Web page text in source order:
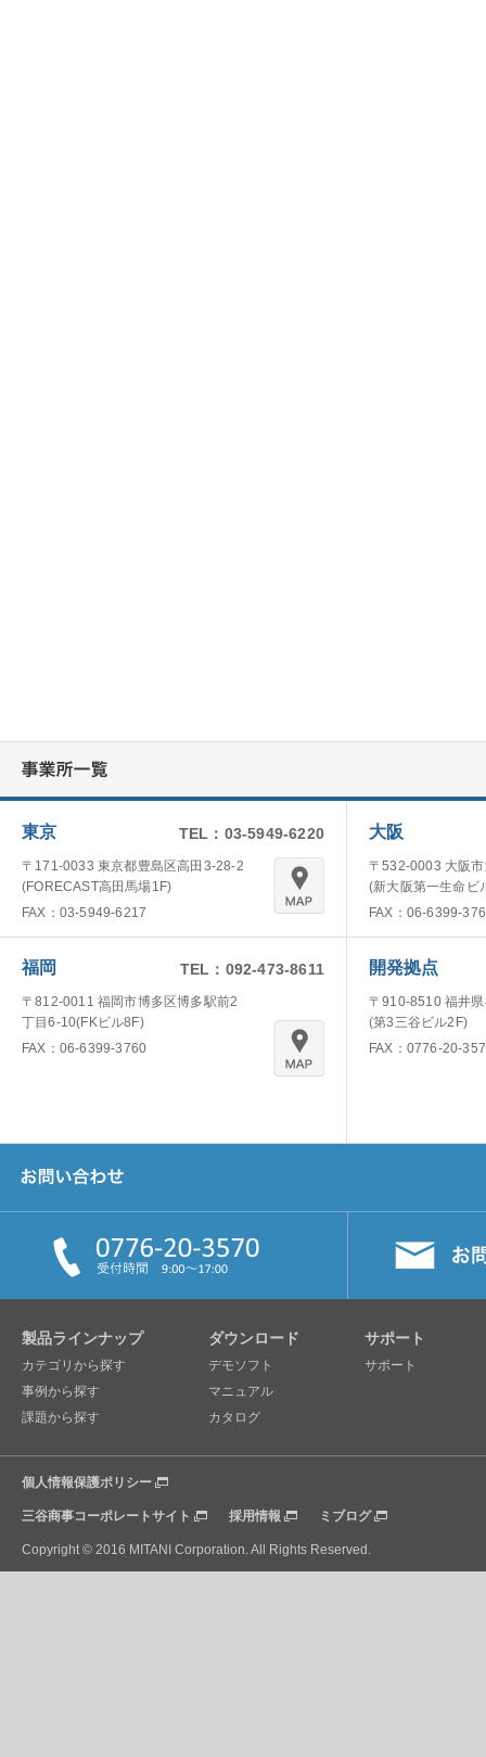
東京 TEL：03-5949-6220
〒171-0033 東京都豊島区高田3-28-2
(FORECAST高田馬場1F)
FAX：03-5949-6217
大阪
〒532-0003 大阪
(新大阪第一生命ビ
FAX：06-6399-
福岡 TEL：092-473-8611
〒812-0011 福岡市博多区博多駅前2
丁目6-10(FKビル8F)
FAX：06-6399-3760
開発拠点
〒910-8510 福井
(第3三谷ビル2F)
FAX：0776-20-
製品ラインナップ
カテゴリから探す
事例から探す
課題から探す
ダウンロード
デモソフト
マニュアル
カタログ
サポート
サポート
個人情報保護ポリシー
三谷商事コーポレートサイト 採用情報 ミブログ
Copyright © 2016 MITANI Corporation. All Rights Reserved.